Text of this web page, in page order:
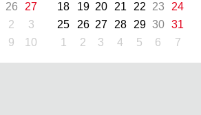
26
27
2
3
9 10
18
19 20 21 22 23
24
25
26 27 28 29 30
31
1
2 3 4 5 6 7